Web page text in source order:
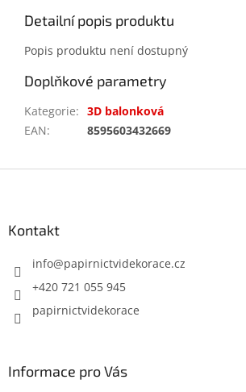
Detailní popis produktu
Popis produktu není dostupný
Doplňkové parametry
Kategorie: 3D balonková
EAN: 8595603432669
Kontakt
info@papirnictvidekorace.cz
+420 721 055 945
papirnictvidekorace
Informace pro Vás